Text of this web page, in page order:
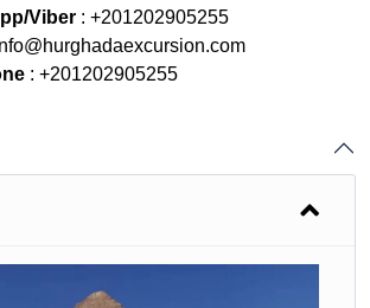
Viber : +201202905255
: +201202905255